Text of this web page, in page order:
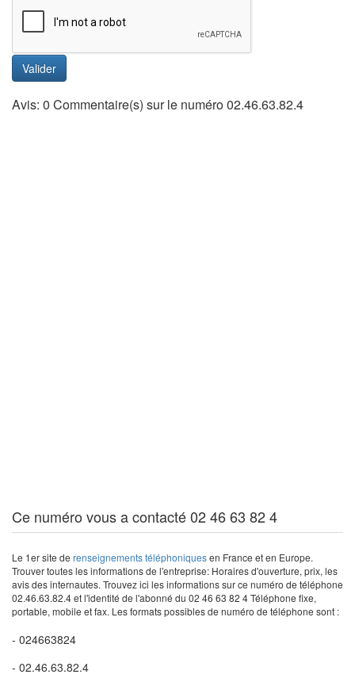
Valider
Avis: 0 Commentaire(s) sur le numéro 02.46.63.82.4
Ce numéro vous a contacté 02 46 63 82 4
Le 1er site de renseignements téléphoniquesen France et en Europe.
Trouver toutes les informations de l'entreprise: Horaires d'ouverture, prix, les
avis des internautes. Trouvez ici les informations sur ce numéro de téléphone
02.46.63.82.4 et l'identité de l'abonné du 02 46 63 82 4 Téléphone fixe,
portable, mobile et fax. Les formats possibles de numéro de téléphone sont :
- 024663824
- 02.46.63.82.4